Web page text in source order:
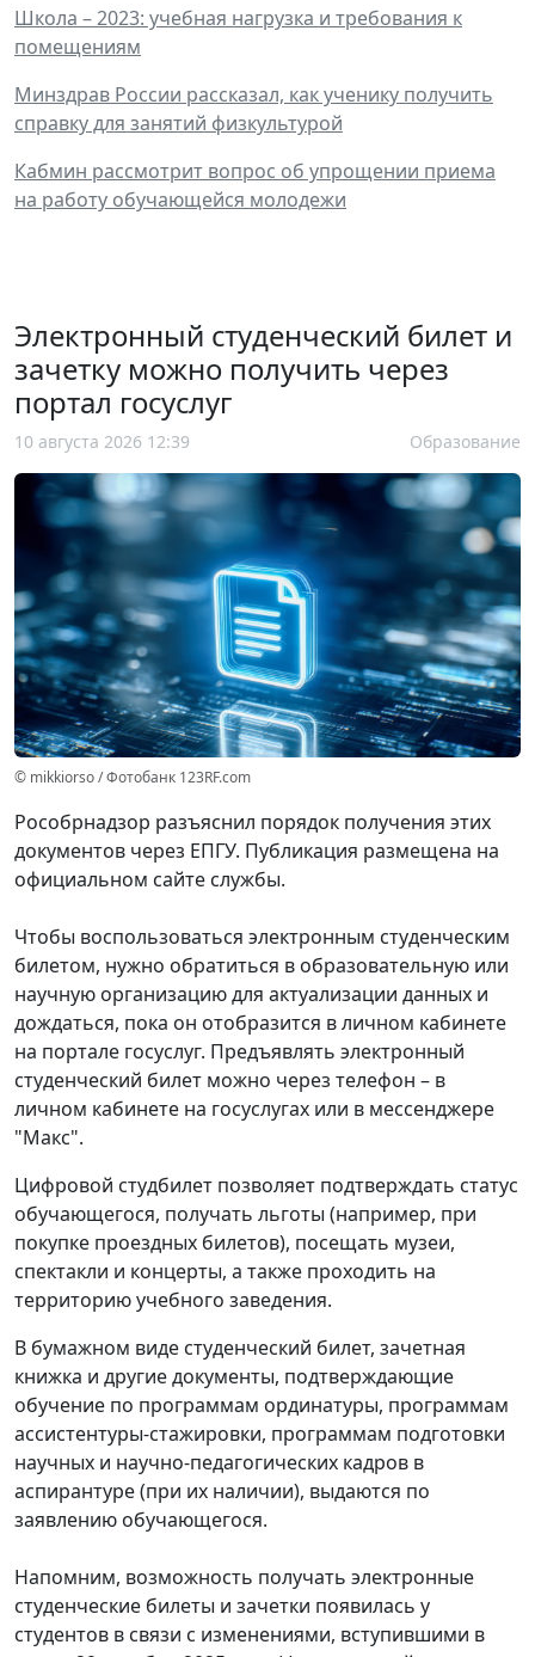
Школа – 2023: учебная нагрузка и требования к
помещениям
Минздрав России рассказал, как ученику получить
справку для занятий физкультурой
Кабмин рассмотрит вопрос об упрощении приема
на работу обучающейся молодежи
Электронный студенческий билет и
зачетку можно получить через
портал госуслуг
10 августа 2026 12:39 Образование
© mikkiorso / Фотобанк 123RF.com
Рособрнадзор разъяснил порядок получения этих
документов через ЕПГУ. Публикация размещена на
официальном сайте службы.
Чтобы воспользоваться электронным студенческим
билетом, нужно обратиться в образовательную или
научную организацию для актуализации данных и
дождаться, пока он отобразится в личном кабинете
на портале госуслуг. Предъявлять электронный
студенческий билет можно через телефон – в
личном кабинете на госуслугах или в мессенджере
"Макс".
Цифровой студбилет позволяет подтверждать статус
обучающегося, получать льготы (например, при
покупке проездных билетов), посещать музеи,
спектакли и концерты, а также проходить на
территорию учебного заведения.
В бумажном виде студенческий билет, зачетная
книжка и другие документы, подтверждающие
обучение по программам ординатуры, программам
ассистентуры-стажировки, программам подготовки
научных и научно-педагогических кадров в
аспирантуре (при их наличии), выдаются по
заявлению обучающегося.
Напомним, возможность получать электронные
студенческие билеты и зачетки появилась у
студентов в связи с изменениями, вступившими в